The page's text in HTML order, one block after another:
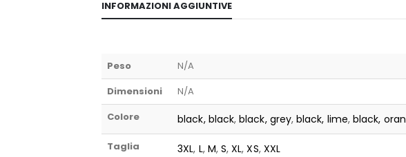
INFORMAZIONI AGGIUNTIVE
Peso
N/A
Dimensioni
N/A
Colore
black, black,black, grey,black, lime,black,
Taglia 3XL, L, M, S,XL,XS, XXL